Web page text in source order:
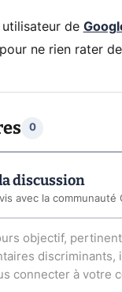
utilisateur de
ne rien rater
0
discussion
avec la communauté